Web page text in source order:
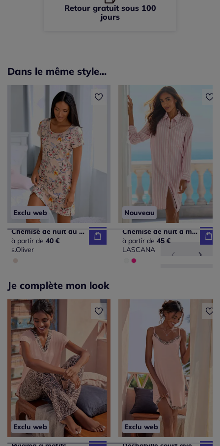
Retour gratuit sous 100
jours
Dans le même style...
Exclu web
Chemise de nuit au design floral
à partir de 40 €
s.Oliver
Nouveau
Chemise de nuit à manches longues
à partir de 45 €
LASCANA
Je complète mon look
Exclu web Exclu web